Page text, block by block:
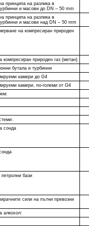
принципа на разлика в
и масови до DN – 50 mm
принципа на разлика в
и масови над DN – 50 mm
на компресиран природен
компресиран природен газ (метан)
бутала и турбинни
камери до G4
камери, по-големи от G4
сонда
бази
сили на пътни превозни
алкохол: